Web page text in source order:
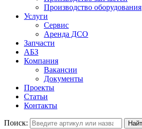
Производство оборудования
Услуги
Сервис
Аренда ДСО
Запчасти
АБЗ
Компания
Вакансии
Документы
Проекты
Статьи
Контакты
Поиск: